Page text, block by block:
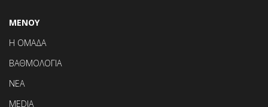
ΜΕΝΟΥ
Η ΟΜΑΔΑ
ΒΑΘΜΟΛΟΓΙΑ
ΝΕΑ
MEDIA